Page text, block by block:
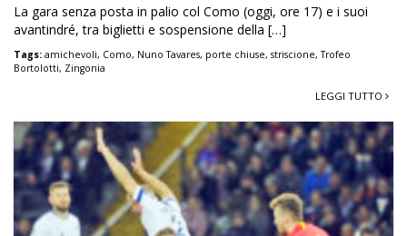
La gara senza posta in palio col Como (oggi, ore 17) e i suoi
avantindré, tra biglietti e sospensione della […]
Tags: amichevoli, Como, Nuno Tavares, porte chiuse, striscione,Trofeo
Bortolotti, Zingonia
LEGGI TUTTO